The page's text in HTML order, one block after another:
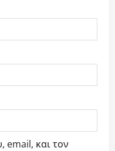
email, και τον